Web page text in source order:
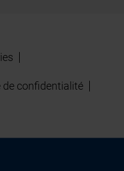
de confidentialité